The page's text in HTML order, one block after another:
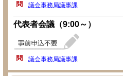
議会事務局議事課
代表者会議（9:00～）
議会事務局議事課